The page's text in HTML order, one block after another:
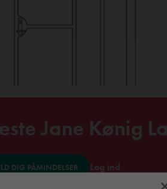
Jane Kønig
DIG PÅMINDELSER Log ind